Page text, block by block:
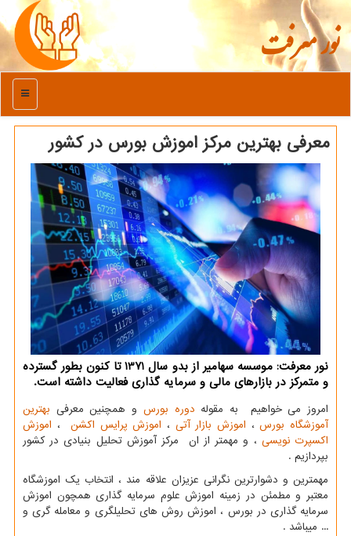
نور معرفت
منو
معرفی بهترین مركز اموزش بورس در كشور
نور معرفت: موسسه سهامیر از بدو سال 1371 تا كنون بطور گسترده
و متمركز در بازارهای مالی و سرمایه گذاری فعالیت داشته است.
امروز می خواهیم به مقوله دوره بورس و همچنین معرفی بهترین
آموزشگاه بورس، اموزش بازار آتی ، اموزش پرایس اکشن ، اموزش
اکسپرت نویسی ، و مهمتر از ان مرکز آموزش تحلیل بنیادی در کشور
بپردازیم .
مهمترین و دشوارترین نگرانی عزیزان علاقه مند ، انتخاب یک اموزشگاه
معتبر و مطمئن در زمینه اموزش علوم سرمایه گذاری همچون اموزش
سرمایه گذاری در بورس ، اموزش روش های تحلیلگری و معامله گری و
... میباشد .